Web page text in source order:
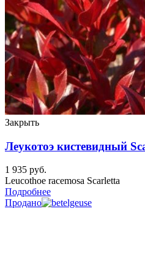
Закрыть
Леукотоэ кистевидный
1 935 руб.
Leucothoe racemosa Scarletta
Подробнее
Продано